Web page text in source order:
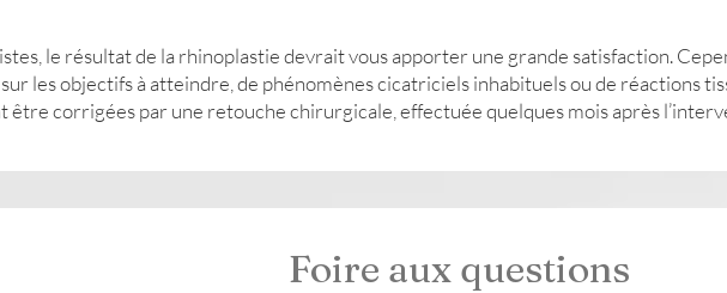
le résultat de la rhinoplastie devrait vous apporter une grande satisfaction.
les objectifs à atteindre, de phénomènes cicatriciels inhabituels ou de réactions
être corrigées par une retouche chirurgicale, effectuée quelques mois après
Foire aux questions